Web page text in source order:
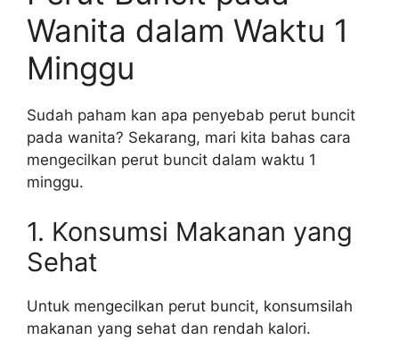
Wanita dalam Waktu 1
Minggu
Sudah paham kan apa penyebab perut buncit
pada wanita? Sekarang, mari kita bahas cara
mengecilkan perut buncit dalam waktu 1
minggu.
1. Konsumsi Makanan yang
Sehat
Untuk mengecilkan perut buncit, konsumsilah
makanan yang sehat dan rendah kalori.